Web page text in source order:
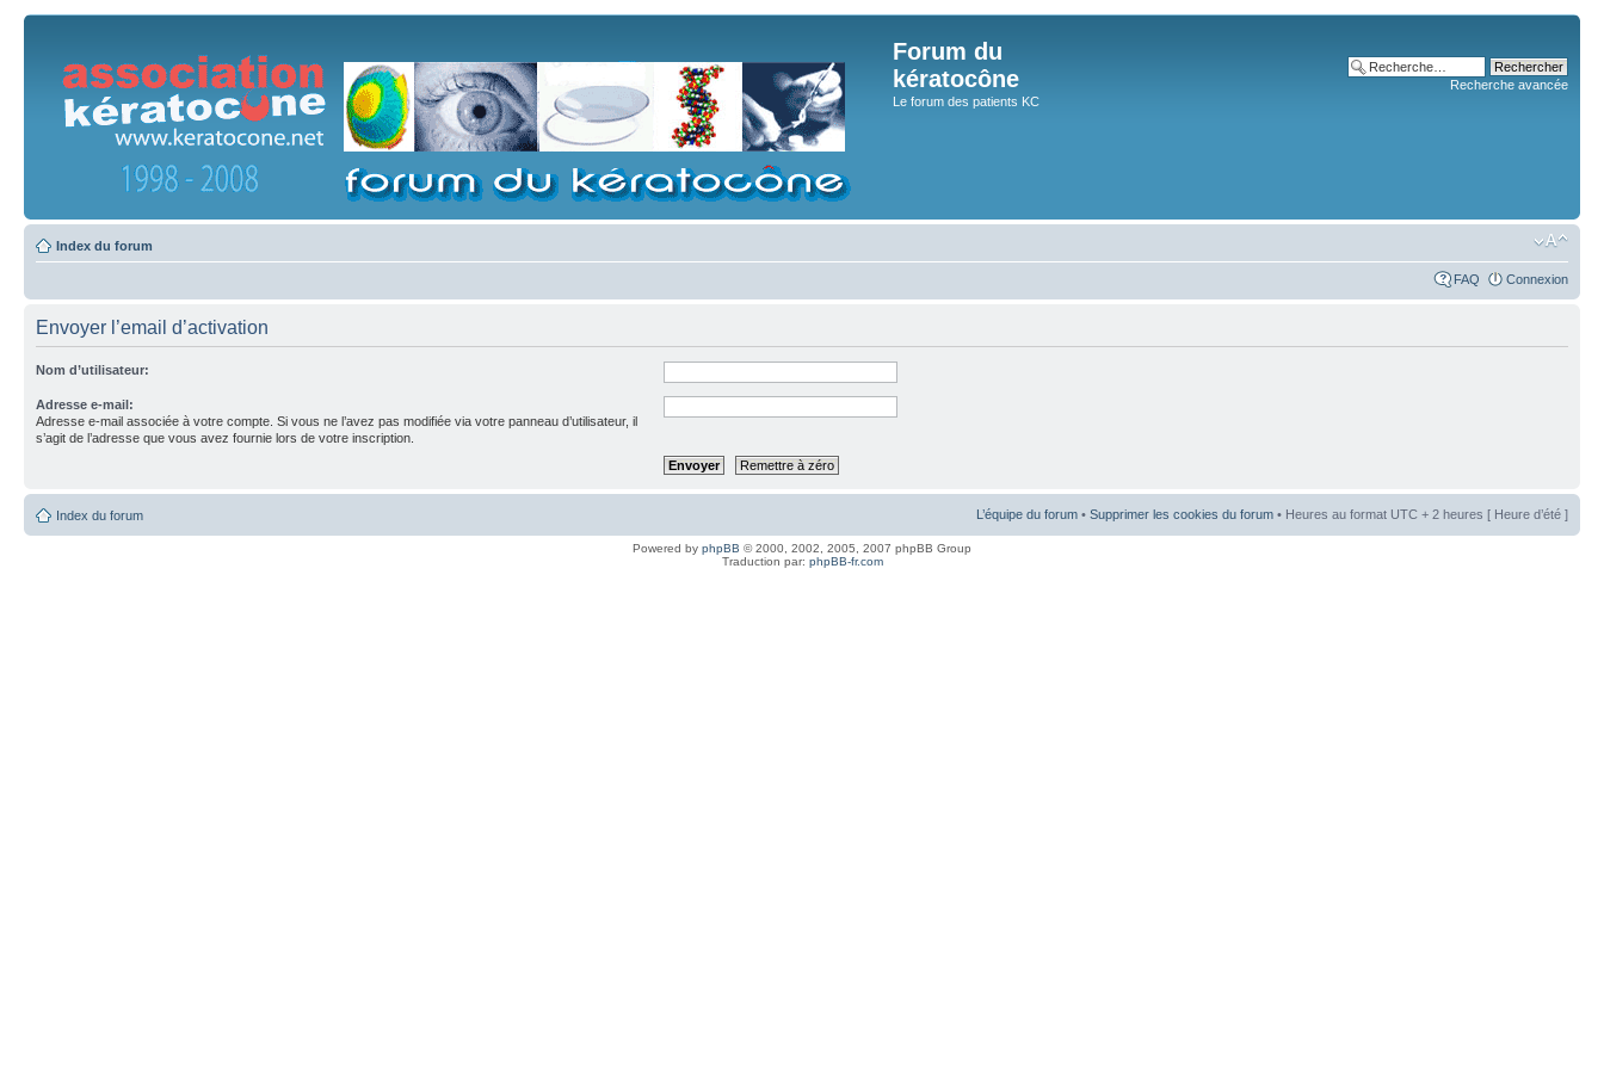
Forum du
kératocône
Le forum des patients KC
Recherche avancée
Index du forum
FAQ Connexion
Envoyer l’email d’activation
Nom d’utilisateur:
Adresse e-mail:
Adresse e-mail associée à votre compte. Si vous ne l’avez pas modifiée via votre panneau d’utilisateur, il
s’agit de l’adresse que vous avez fournie lors de votre inscription.
Index du forum L’équipe du forum • Supprimer les cookies du forum • Heures au format UTC + 2 heures [ Heure d’été ]
Powered by phpBB © 2000, 2002, 2005, 2007 phpBB Group
Traduction par: phpBB-fr.com